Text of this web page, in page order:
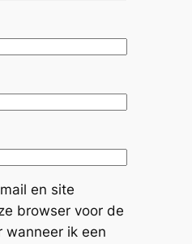
en site
browser voor de
wanneer ik een